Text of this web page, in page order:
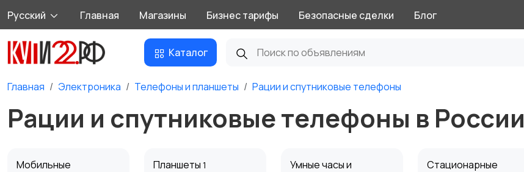
Русский Главная Магазины Бизнес тарифы Безопасные сделки Блог
Каталог
Главная Электроника Телефоны и планшеты Рации и спутниковые телефоны
Рации и спутниковые телефоны в России
Мобильные
Планшеты 1
Умные часы и
Стационарные